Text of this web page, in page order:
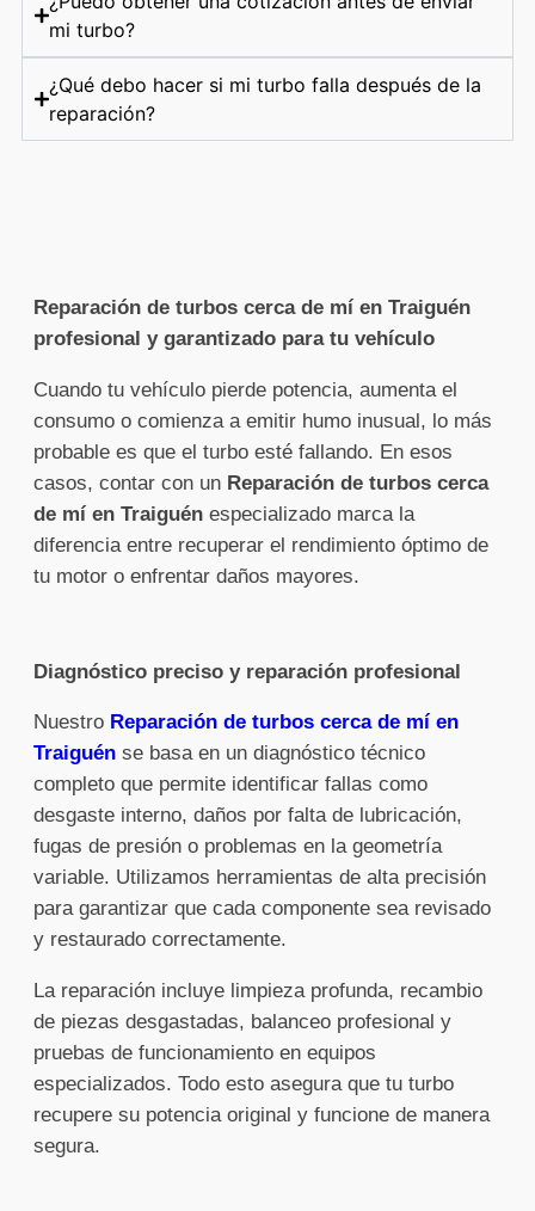
mi turbo?
¿Qué debo hacer si mi turbo falla después de la
reparación?
Reparación de turbos cerca de mí en Traiguén
profesional y garantizado para tu vehículo
Cuando tu vehículo pierde potencia, aumenta el
consumo o comienza a emitir humo inusual, lo más
probable es que el turbo esté fallando. En esos
casos, contar con un Reparación de turbos cerca
de mí en Traiguén especializado marca la
diferencia entre recuperar el rendimiento óptimo de
tu motor o enfrentar daños mayores.
Diagnóstico preciso y reparación profesional
Nuestro Reparación de turbos cerca de mí en
Traiguén se basa en un diagnóstico técnico
completo que permite identificar fallas como
desgaste interno, daños por falta de lubricación,
fugas de presión o problemas en la geometría
variable. Utilizamos herramientas de alta precisión
para garantizar que cada componente sea revisado
y restaurado correctamente.
La reparación incluye limpieza profunda, recambio
de piezas desgastadas, balanceo profesional y
pruebas de funcionamiento en equipos
especializados. Todo esto asegura que tu turbo
recupere su potencia original y funcione de manera
segura.